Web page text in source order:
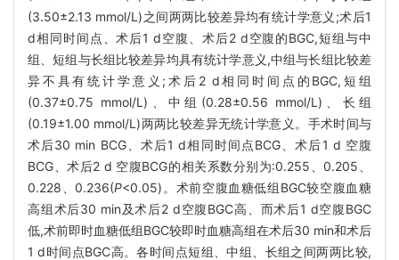
(3.50±2.13 mmol/L)之间两两比较差异均有统计学意义;术后1
d相同时间点、术后1 d空腹、术后2 d空腹的BGC,短组与中
组、短组与长组比较差异均具有统计学意义,中组与长组比较差
异不具有统计学意义;术后2 d相同时间点的BGC,短组
(0.37±0.75 mmol/L)、中组(0.28±0.56 mmol/L)、长组
(0.19±1.00 mmol/L)两两比较差异无统计学意义。手术时间与
术后30 min BCG、术后1 d相同时间点BCG、术后1 d 空腹
BCG、术后2 d 空腹BCG的相关系数分别为:0.255、0.205、
0.228、0.236(P<0.05)。术前空腹血糖低组BGC较空腹血糖
高组术后30 min及术后2 d空腹BGC高、而术后1 d空腹BGC
低,术前即时血糖低组BGC较即时血糖高组在术后30 min和术后
1 d时间点BGC高。各时间点短组、中组、长组之间两两比较,